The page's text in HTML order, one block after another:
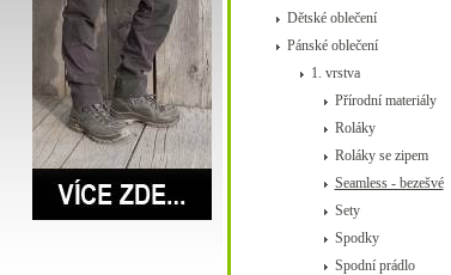
Dětské oblečení
Pánské oblečení
1. vrstva
Přírodní materiály
Roláky
Roláky se zipem
Seamless - bezešvé
Sety
Spodky
Spodní prádlo